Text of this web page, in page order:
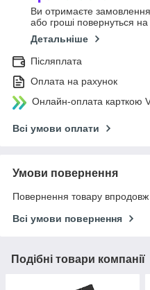
Ви отримаєте замовлення
або гроші повернуться
Детальніше
Післяплата
Оплата на рахунок
Онлайн-оплата карткою
Всі умови оплати
Умови повернення
Повернення товару впродовж
Всі умови повернення
Подібні товари компанії